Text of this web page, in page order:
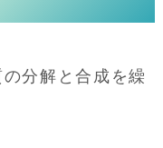
分解と合成を繰